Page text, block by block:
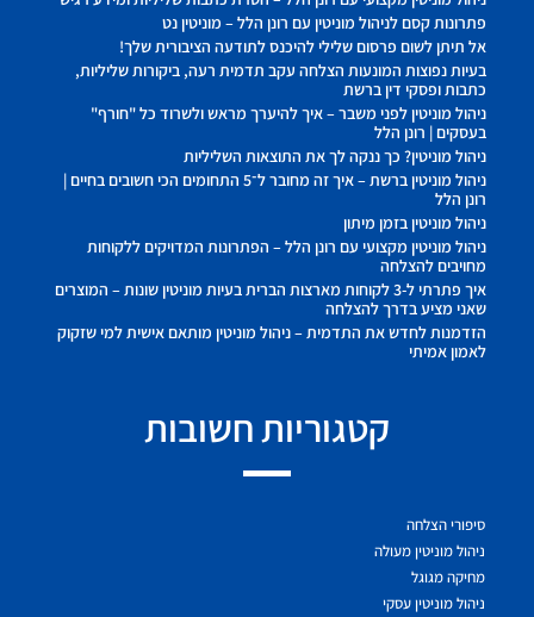
פתרונות קסם לניהול מוניטין עם רונן הלל – מוניטין נט
אל תיתן לשום פרסום שלילי להיכנס לתודעה הציבורית שלך!
בעיות נפוצות המונעות הצלחה עקב תדמית רעה, ביקורות שליליות,
כתבות ופסקי דין ברשת
ניהול מוניטין לפני משבר – איך להיערך מראש ולשרוד כל "חורף"
בעסקים | רונן הלל
ניהול מוניטין? כך ננקה לך את התוצאות השליליות
ניהול מוניטין ברשת – איך זה מחובר ל־5 התחומים הכי חשובים בחיים |
רונן הלל
ניהול מוניטין בזמן מיתון
ניהול מוניטין מקצועי עם רונן הלל – הפתרונות המדויקים ללקוחות
מחויבים להצלחה
איך פתרתי ל-3 לקוחות מארצות הברית בעיות מוניטין שונות – המוצרים
שאני מציע בדרך להצלחה
הזדמנות לחדש את התדמית – ניהול מוניטין מותאם אישית למי שזקוק
לאמון אמיתי
קטגוריות חשובות
סיפורי הצלחה
ניהול מוניטין מעולה
מחיקה מגוגל
ניהול מוניטין עסקי